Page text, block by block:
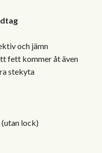
och jämn
fett kommer åt även
stekyta
lock)